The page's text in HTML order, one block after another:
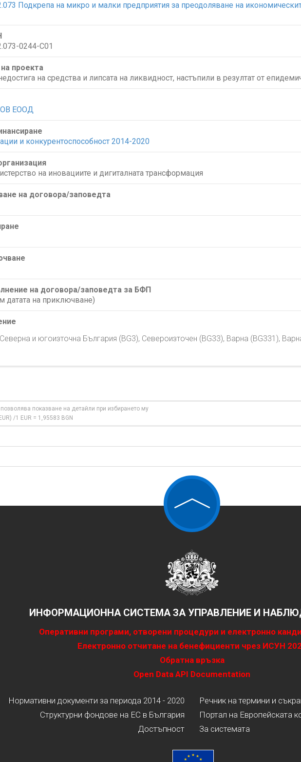
Подкрепа на микро и малки предприятия за преодоляване на
0244-C01
проекта
на средства и липсата на ликвидност, настъпили в резултат от
ЕООД
и конкурентоспособност 2014-2020
на иновациите и дигиталната трансформация
на договора/заповедта
на договора/заповедта за БФП
датата на приключване)
и югоизточна България (BG3), Североизточен (BG33), Варна (BG331),
показване на детайли при избирането му
/1 EUR = 1,95583 BGN
ИНФОРМАЦИОННА СИСТЕМА ЗА УПРАВЛЕНИЕ И
Оперативни програми, отворени процедури и електронно
Електронно отчитане на бенефициенти чрез ИСУН
Обратна връзка
Open Data API Documentation
Нормативни документи за периода 2014 - 2020
Структурни фондове на ЕС в България
Достъпност
Речник на термини и
Портал на Европейската
За системата